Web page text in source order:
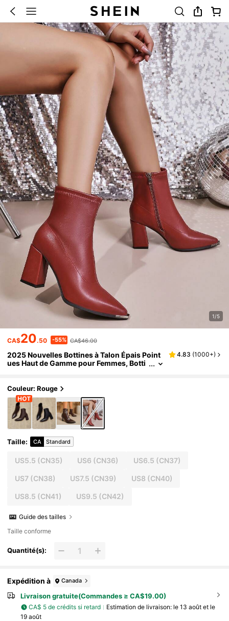
1/5
CA$20.50 -55% CA$46.00
2025 Nouvelles Bottines à Talon Épais Point
ues Haut de Gamme pour Femmes, Botti
4.83 (1000+)
Couleur: Rouge
Taille: CA Standard
US5.5 (CN35) US6 (CN36) US6.5 (CN37)
US7(CN38) US7.5 (CN39) US8 (CN40)
US8.5 (CN41) US9.5 (CN42)
Guide des tailles
Taille conforme
Quantité(s):
Expédition à Canada
Livraison gratuite(Commandes ≥ CA$19.00)
CA$ 5 de crédits si retard Estimation de livraison: le 13 août et le
19 août